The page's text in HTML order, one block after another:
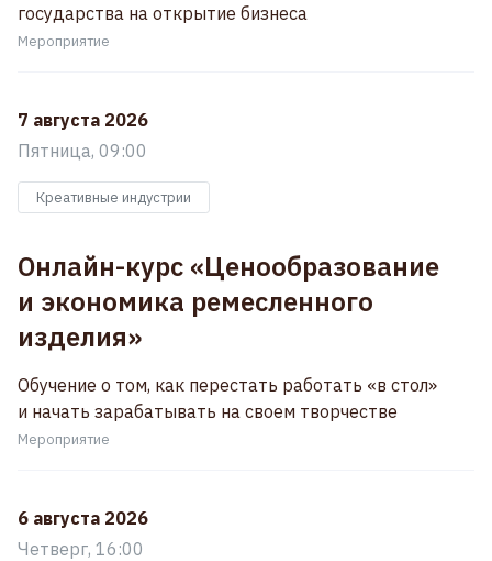
государства на открытие бизнеса
Мероприятие
7 августа 2026
Пятница, 09:00
Креативные индустрии
Онлайн-курс «Ценообразование
и экономика ремесленного
изделия»
Обучение о том, как перестать работать «в стол»
и начать зарабатывать на своем творчестве
Мероприятие
6 августа 2026
Четверг, 16:00